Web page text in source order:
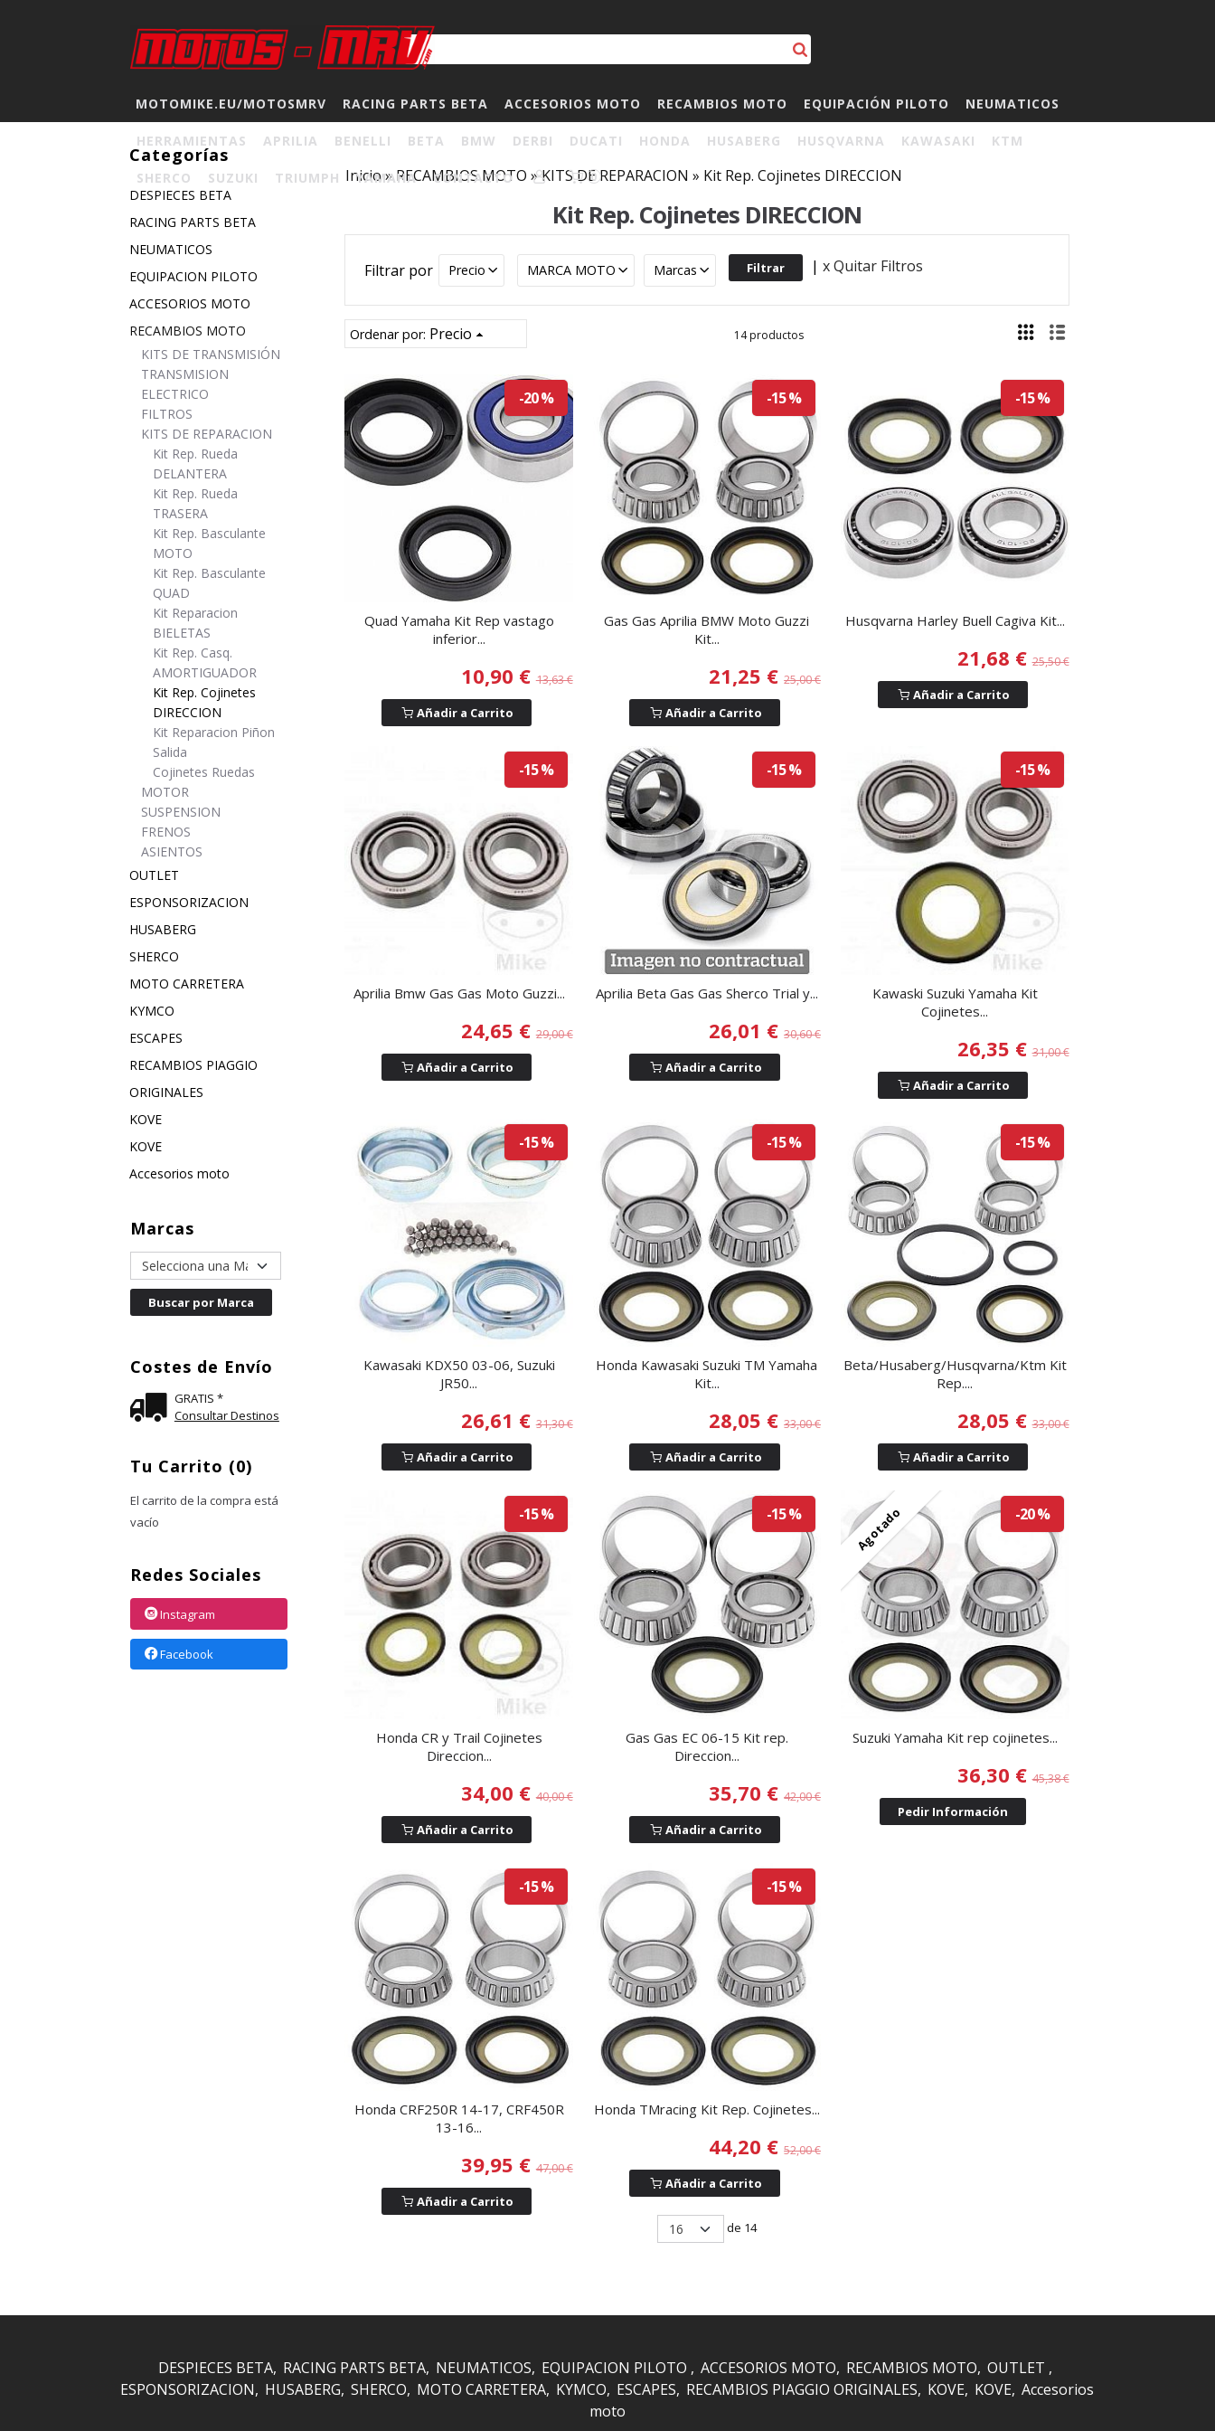
MOTOMIKE.EU/MOTOSMRV RACING PARTS BETA ACCESORIOS MOTO RECAMBIOS MOTO EQUIPACIÓN PILOTO NEUMATICOS
HERRAMIENTAS APRILIA BENELLI BETA BMW DERBI DUCATI HONDA HUSABERG HUSQVARNA KAWASAKI KTM
SHERCO SUZUKI TRIUMPH YAMAHA CONTACTO 0
Categorías
DESPIECES BETA
RACING PARTS BETA
NEUMATICOS
EQUIPACION PILOTO
ACCESORIOS MOTO
RECAMBIOS MOTO
KITS DE TRANSMISIÓN
TRANSMISION
ELECTRICO
FILTROS
KITS DE REPARACION
Kit Rep. Rueda
DELANTERA
Kit Rep. Rueda
TRASERA
Kit Rep. Basculante
MOTO
Kit Rep. Basculante
QUAD
Kit Reparacion
BIELETAS
Kit Rep. Casq.
AMORTIGUADOR
Kit Rep. Cojinetes
DIRECCION
Kit Reparacion Piñon
Salida
Cojinetes Ruedas
MOTOR
SUSPENSION
FRENOS
ASIENTOS
OUTLET
ESPONSORIZACION
HUSABERG
SHERCO
MOTO CARRETERA
KYMCO
ESCAPES
RECAMBIOS PIAGGIO
ORIGINALES
KOVE
KOVE
Accesorios moto
Marcas
Costes de Envío
GRATIS *
Consultar Destinos
Tu Carrito (0)
El carrito de la compra está
vacío
Redes Sociales
Instagram
Facebook
Inicio»RECAMBIOS MOTO »KITS DE REPARACION » Kit Rep. Cojinetes DIRECCION
Kit Rep. Cojinetes DIRECCION
Filtrar por Precio MARCA MOTO Marcas | x Quitar Filtros
Ordenar por: Precio 14 productos
-20 %
Quad Yamaha Kit Rep vastago
inferior...
10,90 €13,63 €
Añadir a Carrito
-15 %
Gas Gas Aprilia BMW Moto Guzzi
Kit...
21,25 €25,00 €
Añadir a Carrito
-15 %
Husqvarna Harley Buell Cagiva Kit...
21,68 €25,50 €
Añadir a Carrito
-15 %
Aprilia Bmw Gas Gas Moto Guzzi...
24,65 €29,00 €
Añadir a Carrito
-15 %
Aprilia Beta Gas Gas Sherco Trial y...
26,01 €30,60 €
Añadir a Carrito
-15 %
Kawaski Suzuki Yamaha Kit
Cojinetes...
26,35 €31,00 €
Añadir a Carrito
-15 %
Kawasaki KDX50 03-06, Suzuki
JR50...
26,61 €31,30 €
Añadir a Carrito
-15 %
Honda Kawasaki Suzuki TM Yamaha
Kit...
28,05 €33,00 €
Añadir a Carrito
-15 %
Beta/Husaberg/Husqvarna/Ktm Kit
Rep....
28,05 €33,00 €
Añadir a Carrito
-15 %
Honda CR y Trail Cojinetes
Direccion...
34,00 €40,00 €
Añadir a Carrito
-15 %
Gas Gas EC 06-15 Kit rep.
Direccion...
35,70 €42,00 €
Añadir a Carrito
Agotado -20 %
Suzuki Yamaha Kit rep cojinetes...
36,30 €45,38 €
Pedir Información
-15 %
Honda CRF250R 14-17, CRF450R
13-16...
39,95 €47,00 €
Añadir a Carrito
-15 %
Honda TMracing Kit Rep. Cojinetes...
44,20 €52,00 €
Añadir a Carrito
de 14
DESPIECES BETA RACING PARTS BETA NEUMATICOS EQUIPACION PILOTO ACCESORIOS MOTO RECAMBIOS MOTO OUTLET
ESPONSORIZACION
HUSABERG SHERCO MOTO CARRETERA KYMCO ESCAPES RECAMBIOS PIAGGIO ORIGINALES KOVE KOVE Accesorios
moto